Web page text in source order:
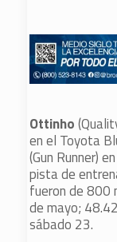
Ottinho
en el Toyota
(Gun Runner)
pista de
fueron de 800
de mayo;
sábado 23.